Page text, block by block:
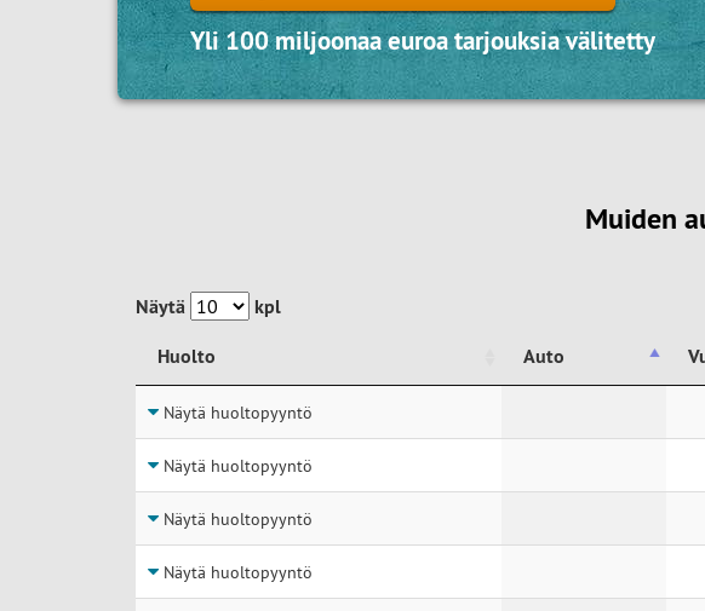
Yli 100 miljoonaa euroa tarjouksia välitetty
Muiden
Näytä
kpl
Huolto
Auto
Huolto
Näytä huoltopyyntö
Näytä huoltopyyntö
Näytä huoltopyyntö
Näytä huoltopyyntö